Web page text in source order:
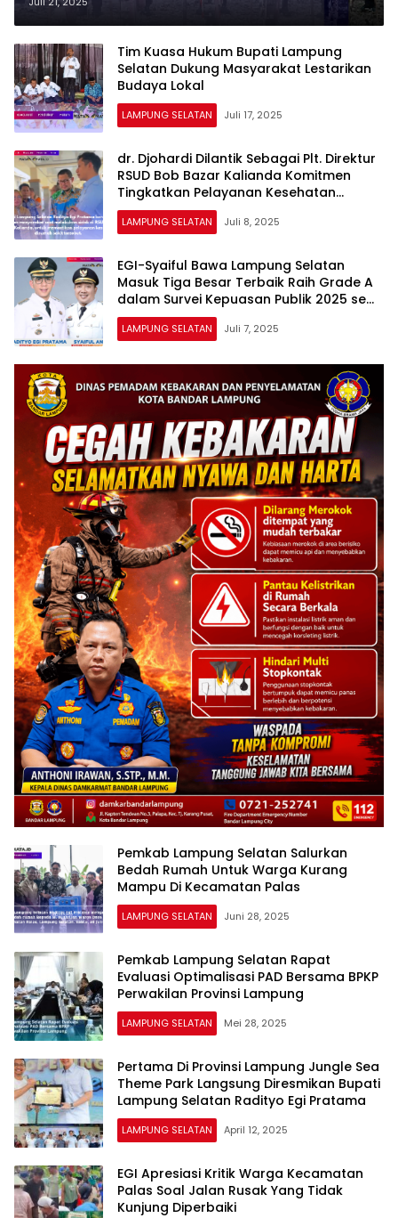
Kesejahteraan Petani
Tim Kuasa Hukum Bupati Lampung
Selatan Dukung Masyarakat Lestarikan
Budaya Lokal
LAMPUNG SELATAN Juli 17, 2025
dr. Djohardi Dilantik Sebagai Plt. Direktur
RSUD Bob Bazar Kalianda Komitmen
Tingkatkan Pelayanan Kesehatan
Secara Profesional
LAMPUNG SELATAN Juli 8, 2025
EGI-Syaiful Bawa Lampung Selatan
Masuk Tiga Besar Terbaik Raih Grade A
dalam Survei Kepuasan Publik 2025 se
Provinsi Lampung
LAMPUNG SELATAN Juli 7, 2025
Pemkab Lampung Selatan Salurkan
Bedah Rumah Untuk Warga Kurang
Mampu Di Kecamatan Palas
LAMPUNG SELATAN Juni 28, 2025
Pemkab Lampung Selatan Rapat
Evaluasi Optimalisasi PAD Bersama BPKP
Perwakilan Provinsi Lampung
LAMPUNG SELATAN Mei 28, 2025
Pertama Di Provinsi Lampung Jungle Sea
Theme Park Langsung Diresmikan Bupati
Lampung Selatan Radityo Egi Pratama
LAMPUNG SELATAN April 12, 2025
EGI Apresiasi Kritik Warga Kecamatan
Palas Soal Jalan Rusak Yang Tidak
Kunjung Diperbaiki